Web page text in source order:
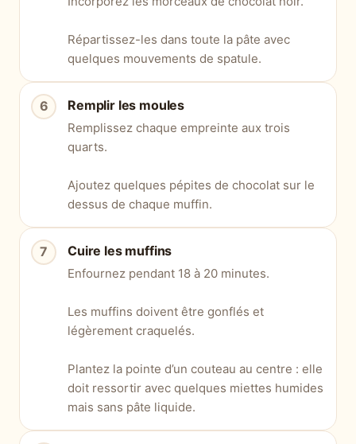
Répartissez-les dans toute la pâte avec
quelques mouvements de spatule.
Remplir les moules
Remplissez chaque empreinte aux trois
quarts.
Ajoutez quelques pépites de chocolat sur le
dessus de chaque muffin.
Cuire les muffins
Enfournez pendant 18 à 20 minutes.
Les muffins doivent être gonflés et
légèrement craquelés.
Plantez la pointe d’un couteau au centre : elle
doit ressortir avec quelques miettes humides
mais sans pâte liquide.